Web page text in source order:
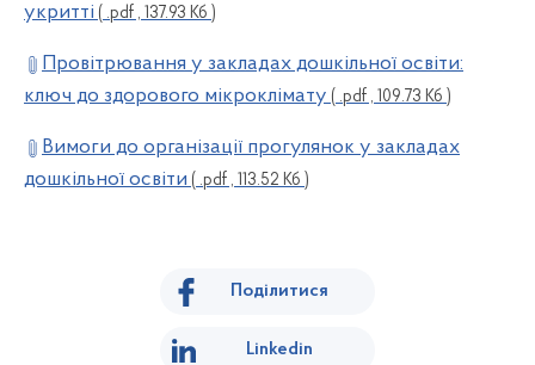
укритті ( .pdf , 137.93 Кб )
Провітрювання у закладах дошкільної освіти:
ключ до здорового мікроклімату ( .pdf , 109.73 Кб )
Вимоги до організації прогулянок у закладах
дошкільної освіти ( .pdf , 113.52 Кб )
Поділитися
Linkedin